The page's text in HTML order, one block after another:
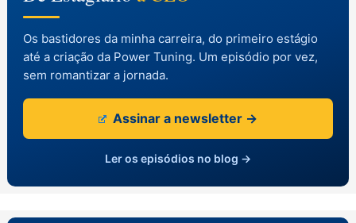
Os bastidores da minha carreira, do primeiro estágio
até a criação da Power Tuning. Um episódio por vez,
sem romantizar a jornada.
Assinar a newsletter →
Ler os episódios no blog →